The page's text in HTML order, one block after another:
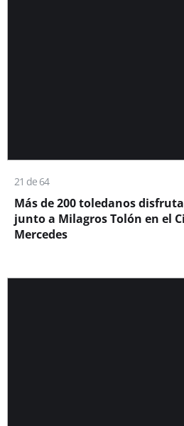
21 de 64
Más de 200 toledanos
junto a Milagros Tolón en el
Mercedes